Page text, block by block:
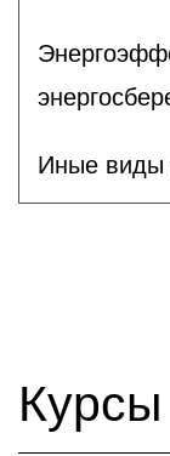
Иные виды
Курсы